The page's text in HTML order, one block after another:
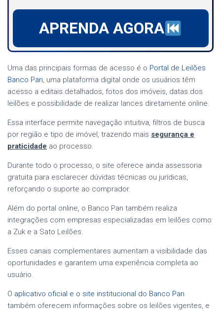
APRENDA AGORA
Uma das principais formas de acesso é o Portal de Leilões
Banco Pan, uma plataforma digital onde os usuários têm
acesso a editais detalhados, fotos dos imóveis, datas dos
leilões e possibilidade de realizar lances diretamente online.
Essa interface permite navegação intuitiva, filtros de busca
por região e tipo de imóvel, trazendo mais segurança e
praticidade ao processo.
Durante todo o processo, o site oferece ainda assessoria
gratuita para esclarecer dúvidas técnicas ou jurídicas,
reforçando o suporte ao comprador.
Além do portal online, o Banco Pan também realiza
integrações com empresas especializadas em leilões como
a Zuk e a Sato Leilões.
Esses canais complementares aumentam a visibilidade das
oportunidades e garantem uma experiência completa ao
usuário.
O aplicativo oficial e o site institucional do Banco Pan
também oferecem informações sobre os leilões vigentes, e